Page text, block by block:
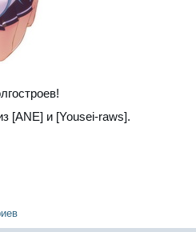
[ANE] и [Yousei-raws].